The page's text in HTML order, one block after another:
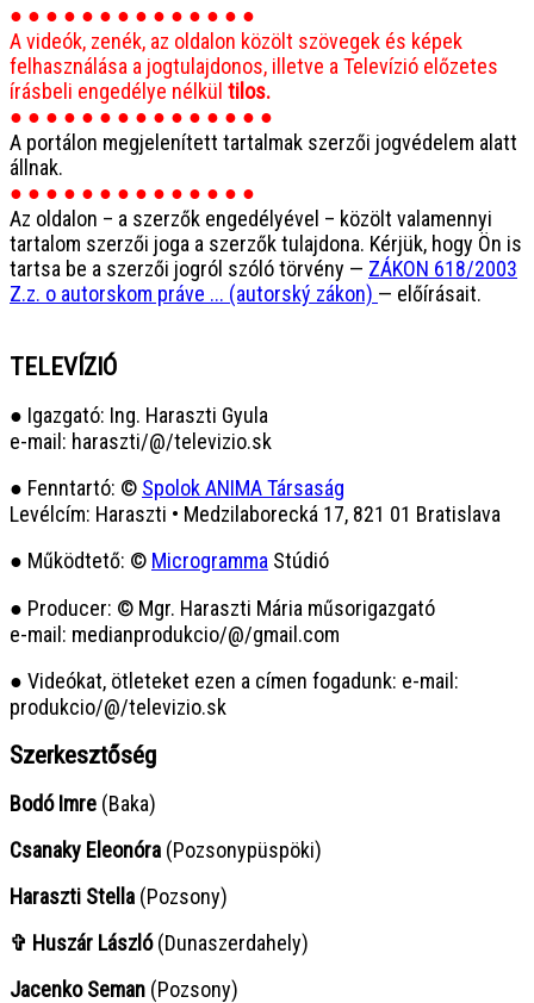
● ● ● ● ● ● ● ● ● ● ● ● ● ●
A videók, zenék, az oldalon közölt szövegek és képek
felhasználása a jogtulajdonos, illetve a Televízió előzetes
írásbeli engedélye nélkül tilos.
● ● ● ● ● ● ● ● ● ● ● ● ● ● ●
A portálon megjelenített tartalmak szerzői jogvédelem alatt
állnak.
● ● ● ● ● ● ● ● ● ● ● ● ● ●
Az oldalon – a szerzők engedélyével – közölt valamennyi
tartalom szerzői joga a szerzők tulajdona. Kérjük, hogy Ön is
tartsa be a szerzői jogról szóló törvény — ZÁKON 618/2003
Z.z. o autorskom práve ... (autorský zákon) — előírásait.
TELEVÍZIÓ
● Igazgató: Ing. Haraszti Gyula
e-mail: haraszti/@/televizio.sk
● Fenntartó: © Spolok ANIMA Társaság
Levélcím: Haraszti • Medzilaborecká 17, 821 01 Bratislava
● Működtető: © Microgramma Stúdió
● Producer: © Mgr. Haraszti Mária műsorigazgató
e-mail: medianprodukcio/@/gmail.com
● Videókat, ötleteket ezen a címen fogadunk: e-mail:
produkcio/@/televizio.sk
Szerkesztőség
Bodó Imre (Baka)
Csanaky Eleonóra (Pozsonypüspöki)
Haraszti Stella (Pozsony)
✞ Huszár László(Dunaszerdahely)
Jacenko Seman (Pozsony)